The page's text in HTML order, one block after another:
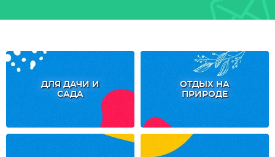
ДЛЯ ДАЧИ И
САДА
ОТДЫХ НА
ПРИРОДЕ